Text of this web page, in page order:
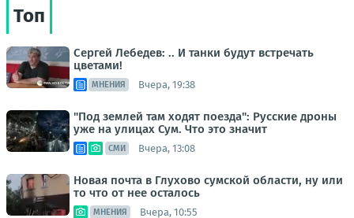
Топ
Сергей Лебедев: .. И танки будут встречать
цветами!
МНЕНИЯ Вчера, 19:38
"Под землей там ходят поезда": Русские дроны
уже на улицах Сум. Что это значит
СМИ Вчера, 13:08
Новая почта в Глухово сумской области, ну или
то что от нее осталось
МНЕНИЯ Вчера, 10:55